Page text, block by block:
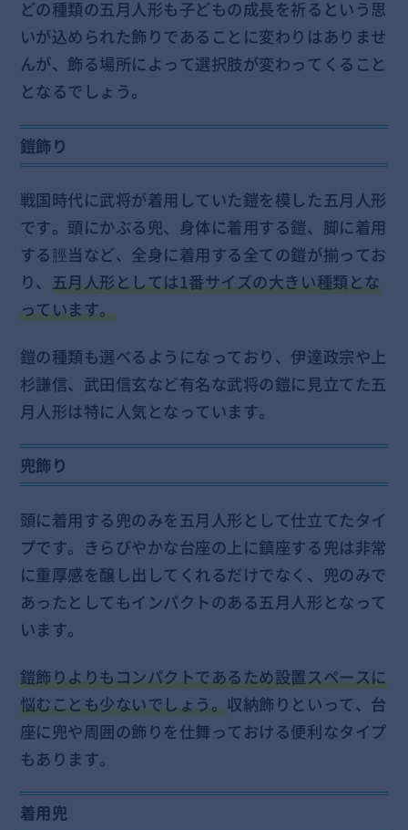
どの種類の五月人形も子どもの成長を祈るという思
いが込められた飾りであることに変わりはありませ
んが、飾る場所によって選択肢が変わってくること
となるでしょう。
鎧飾り
戦国時代に武将が着用していた鎧を模した五月人形
です。頭にかぶる兜、身体に着用する鎧、脚に着用
する脛当など、全身に着用する全ての鎧が揃ってお
り、 五月人形としては1番サイズの大きい種類とな
っています。
鎧の種類も選べるようになっており、伊達政宗や上
杉謙信、武田信玄など有名な武将の鎧に見立てた五
月人形は特に人気となっています。
兜飾り
頭に着用する兜のみを五月人形として仕立てたタイ
プです。きらびやかな台座の上に鎮座する兜は非常
に重厚感を醸し出してくれるだけでなく、兜のみで
あったとしてもインパクトのある五月人形となって
います。
鎧飾りよりもコンパクトであるため設置スペースに
悩むことも少ないでしょう。収納飾りといって、台
座に兜や周囲の飾りを仕舞っておける便利なタイプ
もあります。
着用兜